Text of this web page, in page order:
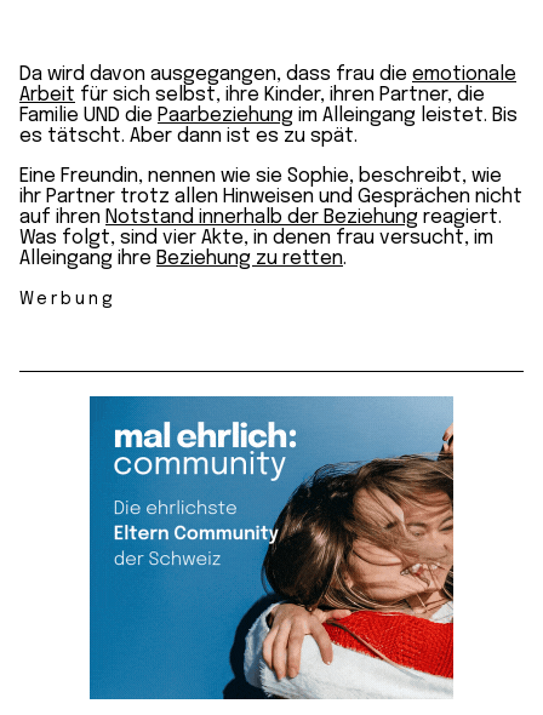
Da wird davon ausgegangen, dass frau die emotionale
Arbeit für sich selbst, ihre Kinder, ihren Partner, die
Familie UND die Paarbeziehung im Alleingang leistet. Bis
es tätscht. Aber dann ist es zu spät.
Eine Freundin, nennen wie sie Sophie, beschreibt, wie
ihr Partner trotz allen Hinweisen und Gesprächen nicht
auf ihren Notstand innerhalb der Beziehung reagiert.
Was folgt, sind vier Akte, in denen frau versucht, im
Alleingang ihre Beziehung zu retten.
Werbung